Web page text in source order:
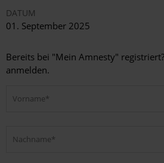
DATUM
01. September 2025
Bereits bei "Mein Amnesty"
anmelden.